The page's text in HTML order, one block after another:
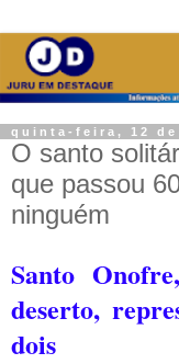
quinta-feira, 12 de
O santo
que passou
ninguém
Santo Onofre
deserto,
dois